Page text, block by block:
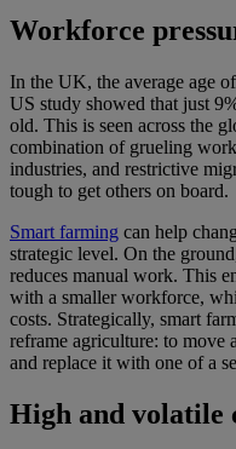
Workforce
In the UK, the average age
US study showed that just
old. This is seen across the
combination of grueling
industries, and restrictive
tough to get others on board.
Smart farming can help
strategic level. On the
reduces manual work. This
with a smaller workforce,
costs. Strategically, smart
reframe agriculture: to move
and replace it with one of a
High and volatile